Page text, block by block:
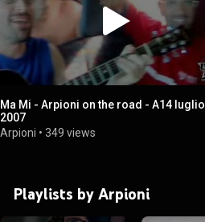
Ma Mi - Arpioni on the road - A14 luglio
2007
Arpioni • 349 views
Playlists by Arpioni